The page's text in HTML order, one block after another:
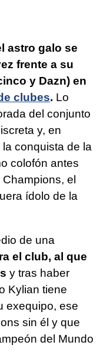
astro galo se
frente a su
y Dazn) en
clubes. Lo
del conjunto
y, en
conquista de la
colofón antes
el
ídolo de la
de una
el club, al que
y tras haber
Kylian tiene
exequipo, ese
sin él y que
del Mundo